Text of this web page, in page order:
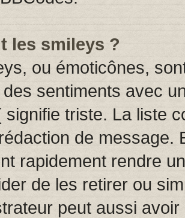
les smileys ?
ou émoticônes,
sentiments avec
signifie triste. La liste
de message.
rapidement rendre
de les retirer ou
peut aussi